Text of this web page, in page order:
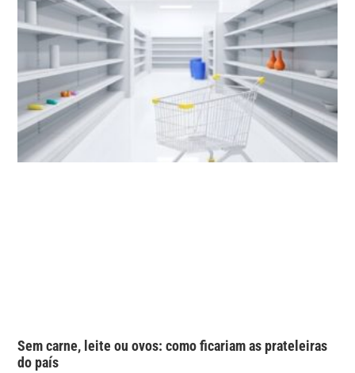
Sem carne, leite ou ovos: como ficariam as prateleiras
do país